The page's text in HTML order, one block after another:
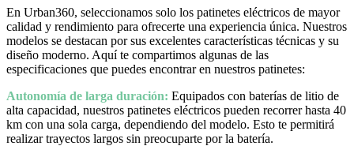
En Urban360, seleccionamos solo los patinetes eléctricos de mayor
calidad y rendimiento para ofrecerte una experiencia única. Nuestros
modelos se destacan por sus excelentes características técnicas y su
diseño moderno. Aquí te compartimos algunas de las
especificaciones que puedes encontrar en nuestros patinetes:
Autonomía de larga duración: Equipados con baterías de litio de
alta capacidad, nuestros patinetes eléctricos pueden recorrer hasta 40
km con una sola carga, dependiendo del modelo. Esto te permitirá
realizar trayectos largos sin preocuparte por la batería.